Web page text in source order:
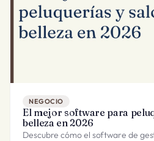
NEGOCIO
El mejor software para
belleza en 2026
Descubre cómo el software de